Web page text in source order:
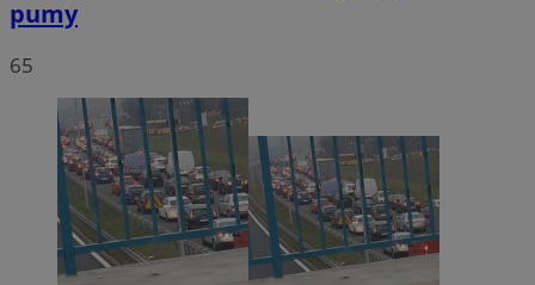
pumy
65